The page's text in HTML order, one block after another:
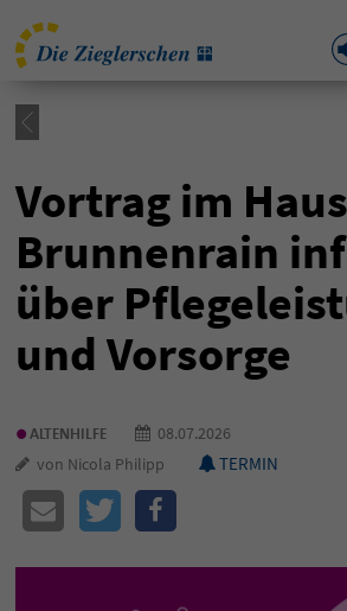
Vortrag im
Brunnenrain
über
und Vorsorge
•ALTENHILFE
08.07.2026
von Nicola Philipp
TERMIN